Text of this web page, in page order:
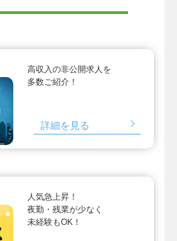
高収入の非公開求人を
多数ご紹介！
詳細を見る
人気急上昇！
夜勤・残業が少なく
未経験もOK！